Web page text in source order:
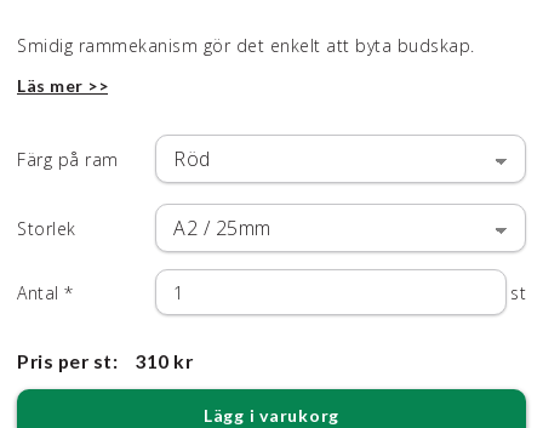
Smidig rammekanism gör det enkelt att byta budskap.
Läs mer >>
Färg på ram
Storlek
Antal * st
Pris per st: 310 kr
Lägg i varukorg